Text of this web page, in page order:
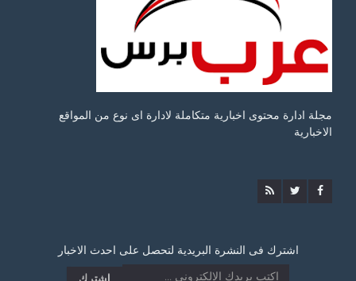
مجلة ادارة محتوى اخبارية متكاملة لادارة اى نوع من المواقع
الاخبارية
اشترك فى النشرة البريدية لتحصل على احدث الاخبار